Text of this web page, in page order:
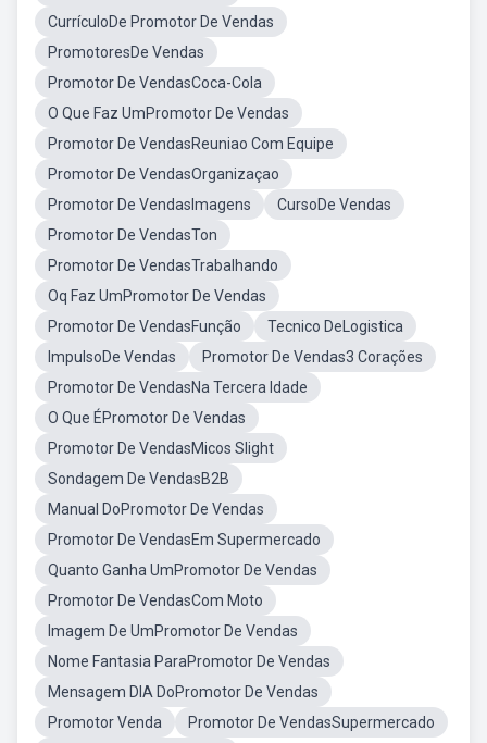
CurrículoDe Promotor De Vendas
PromotoresDe Vendas
Promotor De VendasCoca-Cola
O Que Faz UmPromotor De Vendas
Promotor De VendasReuniao Com Equipe
Promotor De VendasOrganizaçao
Promotor De VendasImagens
CursoDe Vendas
Promotor De VendasTon
Promotor De VendasTrabalhando
Oq Faz UmPromotor De Vendas
Promotor De VendasFunção
Tecnico DeLogistica
ImpulsoDe Vendas
Promotor De Vendas3 Corações
Promotor De VendasNa Tercera Idade
O Que ÉPromotor De Vendas
Promotor De VendasMicos Slight
Sondagem De VendasB2B
Manual DoPromotor De Vendas
Promotor De VendasEm Supermercado
Quanto Ganha UmPromotor De Vendas
Promotor De VendasCom Moto
Imagem De UmPromotor De Vendas
Nome Fantasia ParaPromotor De Vendas
Mensagem DIA DoPromotor De Vendas
Promotor Venda
Promotor De VendasSupermercado